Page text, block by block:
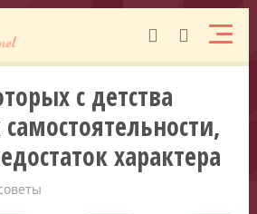
с детства
характера